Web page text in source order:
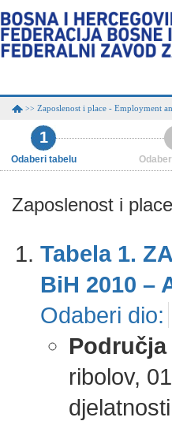
>> Zaposlenost i place - Employment
1
Odaberi tabelu
Zaposlenost i
Tabela 1.
BiH 2010 –
Odaberi dio:
ribolov,